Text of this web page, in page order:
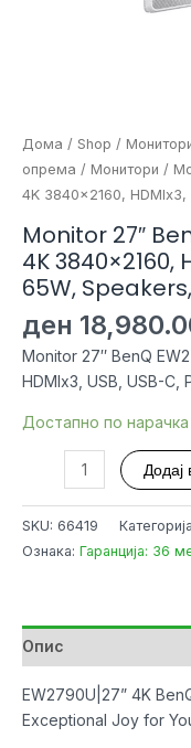
Дома / Shop /
опрема / Монитори /
4K 3840×2160,
Monitor 27″
4K 3840×2160,
65W,
ден
Monitor 27″ BenQ
HDMIx3, USB, USB-C,
Достапно по нарачка
BenQ
3840x2160,
HDMIx3,
USB,
USB-
Додај
SKU: 66419 Категорија
Ознака: Гаранција: 36
Опис
EW2790U|27” 4K
Exceptional Joy for